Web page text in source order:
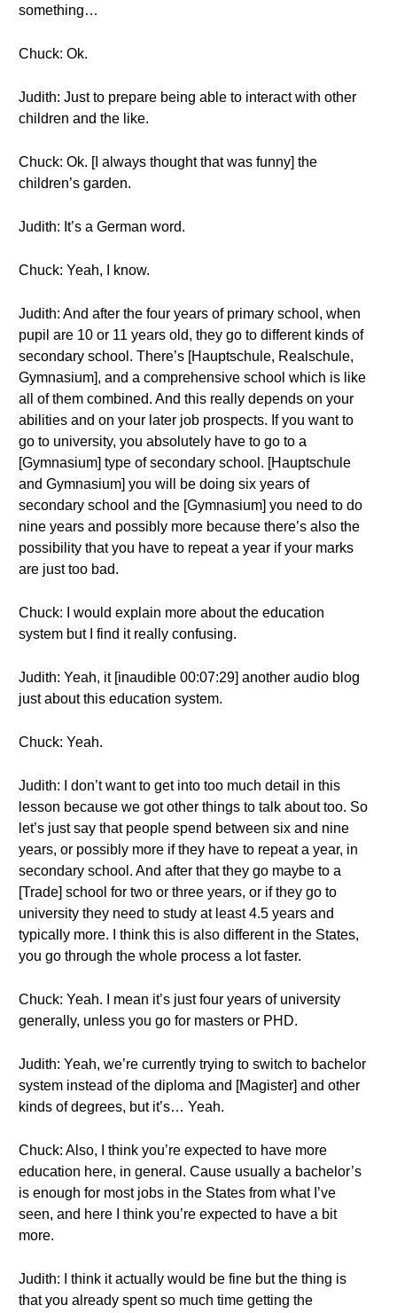
something…
Chuck: Ok.
Judith: Just to prepare being able to interact with other
children and the like.
Chuck: Ok. [I always thought that was funny] the
children’s garden.
Judith: It’s a German word.
Chuck: Yeah, I know.
Judith: And after the four years of primary school, when
pupil are 10 or 11 years old, they go to different kinds of
secondary school. There’s [Hauptschule, Realschule,
Gymnasium], and a comprehensive school which is like
all of them combined. And this really depends on your
abilities and on your later job prospects. If you want to
go to university, you absolutely have to go to a
[Gymnasium] type of secondary school. [Hauptschule
and Gymnasium] you will be doing six years of
secondary school and the [Gymnasium] you need to do
nine years and possibly more because there’s also the
possibility that you have to repeat a year if your marks
are just too bad.
Chuck: I would explain more about the education
system but I find it really confusing.
Judith: Yeah, it [inaudible 00:07:29] another audio blog
just about this education system.
Chuck: Yeah.
Judith: I don’t want to get into too much detail in this
lesson because we got other things to talk about too. So
let’s just say that people spend between six and nine
years, or possibly more if they have to repeat a year, in
secondary school. And after that they go maybe to a
[Trade] school for two or three years, or if they go to
university they need to study at least 4.5 years and
typically more. I think this is also different in the States,
you go through the whole process a lot faster.
Chuck: Yeah. I mean it’s just four years of university
generally, unless you go for masters or PHD.
Judith: Yeah, we’re currently trying to switch to bachelor
system instead of the diploma and [Magister] and other
kinds of degrees, but it’s… Yeah.
Chuck: Also, I think you’re expected to have more
education here, in general. Cause usually a bachelor’s
is enough for most jobs in the States from what I’ve
seen, and here I think you’re expected to have a bit
more.
Judith: I think it actually would be fine but the thing is
that you already spent so much time getting the